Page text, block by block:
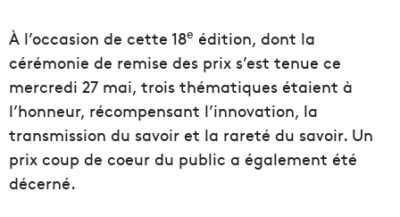
À l’occasion de cette 18e édition, dont la
cérémonie de remise des prix s’est tenue ce
mercredi 27 mai, trois thématiques étaient à
l’honneur, récompensant l’innovation, la
transmission du savoir et la rareté du savoir. Un
prix coup de coeur du public a également été
décerné.